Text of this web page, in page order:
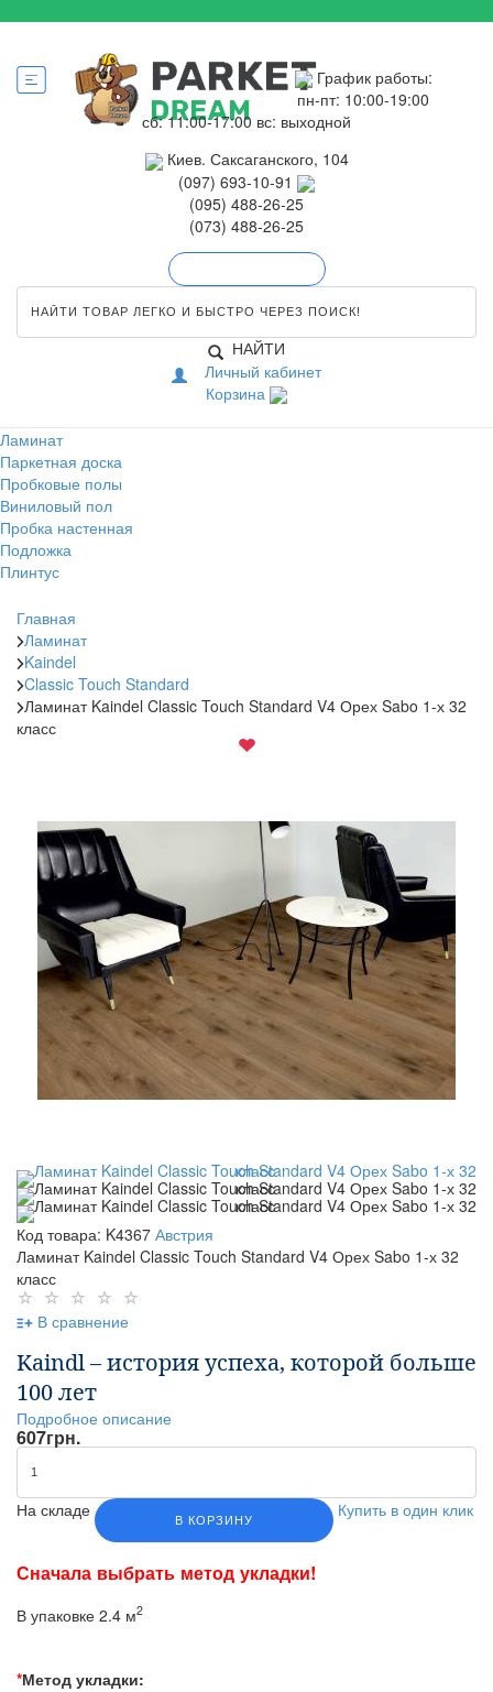
График работы:
пн-пт: 10:00-19:00
сб: 11:00-17:00 вс: выходной
Киев. Саксаганского, 104
(097) 693-10-91
(095) 488-26-25
(073) 488-26-25
НАЙТИ
Личный кабинет
Корзина
Ламинат
Паркетная доска
Пробковые полы
Виниловый пол
Пробка настенная
Подложка
Плинтус
Главная
Ламинат
Kaindel
Classic Touch Standard
Ламинат Kaindel Classic Touch Standard V4 Орех Sabo 1-х 32
класс
Код товара: K4367 Австрия
Ламинат Kaindel Classic Touch Standard V4 Орех Sabo 1-х 32
класс
В сравнение
Kaindl – история успеха, которой больше
100 лет
Подробное описание
607грн.
На складе В КОРЗИНУ Купить в один клик
Сначала выбрать метод укладки!
В упаковке 2.4 м2
*Метод укладки: